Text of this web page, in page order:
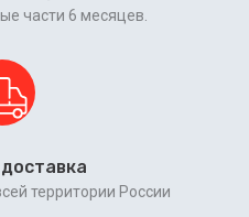
части 6 месяцев.
территории России